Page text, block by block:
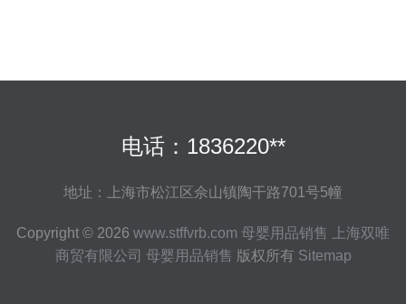
电话：1836220**
地址：上海市松江区佘山镇陶干路701号5幢
Copyright © 2026 www.stffvrb.com 母婴用品销售
上海双唯
商贸有限公司 母婴用品销售 版权所有 Sitemap